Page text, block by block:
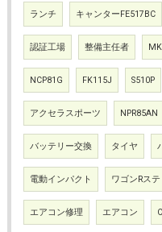
ランチ キャンターFE517BC
認証工場 整備主任者
NCP81G FK115J S510P
アクセラスポーツ NPR85AN
バッテリー交換 タイヤ
電動インパクト ワゴンRス
エアコン修理 エアコン